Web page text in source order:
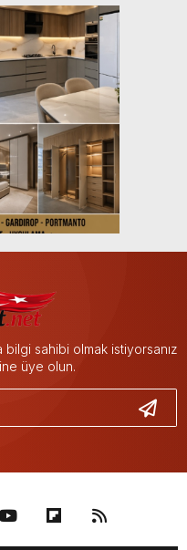
sahibi olmak istiyorsanız
üye olun.